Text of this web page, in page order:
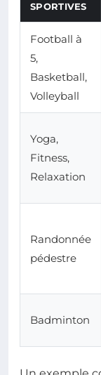
SPORTIVES
Football à
5,
Basketball,
Volleyball
Yoga,
Fitness,
Relaxation
Randonnée
pédestre
Badminton